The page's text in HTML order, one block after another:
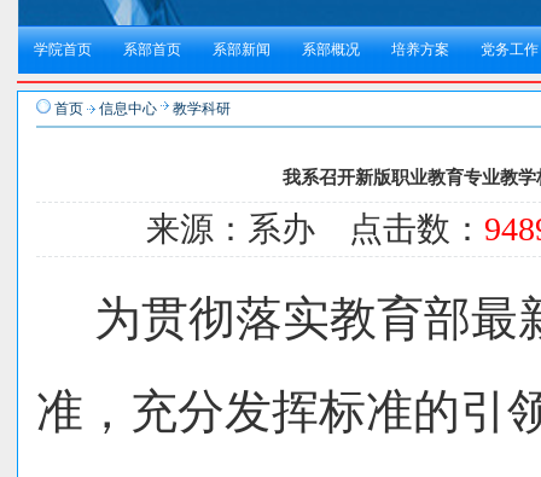
学院首页 系部首页 系部新闻 系部概况 培养方案 党务工作
首页 信息中心 教学科研
我系召开新版职业教育专业教
来源：系办 点击数：
为贯彻落实教育部最
准，充分发挥标准的引